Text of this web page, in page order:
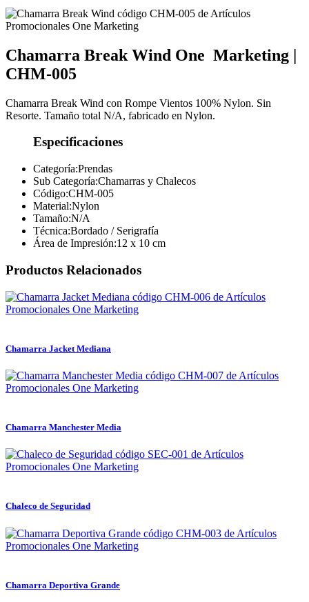
Chamarra Break Wind One Marketing |
CHM-005
Chamarra Break Wind con Rompe Vientos 100% Nylon. Sin
Resorte. Tamaño total N/A, fabricado en Nylon.
Especificaciones
Categoría:Prendas
Sub Categoría:Chamarras y Chalecos
Código:CHM-005
Material:Nylon
Tamaño:N/A
Técnica:Bordado / Serigrafía
Área de Impresión:12 x 10 cm
Productos Relacionados
Chamarra Jacket Mediana
Chamarra Manchester Media
Chaleco de Seguridad
Chamarra Deportiva Grande